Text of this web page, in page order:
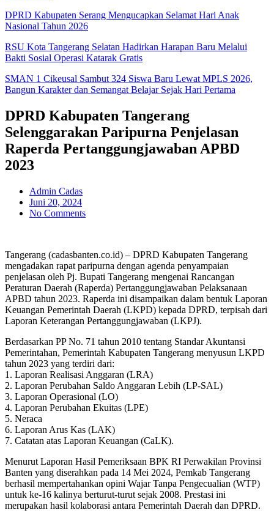
DPRD Kabupaten Serang Mengucapkan Selamat Hari Anak
Nasional Tahun 2026
RSU Kota Tangerang Selatan Hadirkan Harapan Baru Melalui
Bakti Sosial Operasi Katarak Gratis
SMAN 1 Cikeusal Sambut 324 Siswa Baru Lewat MPLS 2026,
Bangun Karakter dan Semangat Belajar Sejak Hari Pertama
DPRD Kabupaten Tangerang
Selenggarakan Paripurna Penjelasan
Raperda Pertanggungjawaban APBD
2023
Admin Cadas
Juni 20, 2024
No Comments
Tangerang (cadasbanten.co.id) – DPRD Kabupaten Tangerang
mengadakan rapat paripurna dengan agenda penyampaian
penjelasan oleh Pj. Bupati Tangerang mengenai Rancangan
Peraturan Daerah (Raperda) Pertanggungjawaban Pelaksanaan
APBD tahun 2023. Raperda ini disampaikan dalam bentuk Laporan
Keuangan Pemerintah Daerah (LKPD) kepada DPRD, terpisah dari
Laporan Keterangan Pertanggungjawaban (LKPJ).
Berdasarkan PP No. 71 tahun 2010 tentang Standar Akuntansi
Pemerintahan, Pemerintah Kabupaten Tangerang menyusun LKPD
tahun 2023 yang terdiri dari:
1. Laporan Realisasi Anggaran (LRA)
2. Laporan Perubahan Saldo Anggaran Lebih (LP-SAL)
3. Laporan Operasional (LO)
4. Laporan Perubahan Ekuitas (LPE)
5. Neraca
6. Laporan Arus Kas (LAK)
7. Catatan atas Laporan Keuangan (CaLK).
Menurut Laporan Hasil Pemeriksaan BPK RI Perwakilan Provinsi
Banten yang diserahkan pada 14 Mei 2024, Pemkab Tangerang
berhasil mempertahankan opini Wajar Tanpa Pengecualian (WTP)
untuk ke-16 kalinya berturut-turut sejak 2008. Prestasi ini
merupakan hasil kolaborasi antara Pemerintah Daerah dan DPRD.